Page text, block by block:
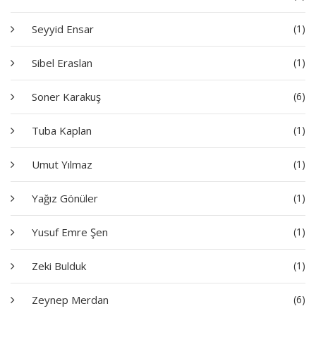
Seyyid Ensar (1)
Sibel Eraslan (1)
Soner Karakuş (6)
Tuba Kaplan (1)
Umut Yılmaz (1)
Yağız Gönüler (1)
Yusuf Emre Şen (1)
Zeki Bulduk (1)
Zeynep Merdan (6)